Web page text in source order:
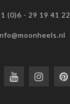
(0)6 - 29 19 41 22